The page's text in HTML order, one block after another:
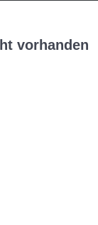
vorhanden